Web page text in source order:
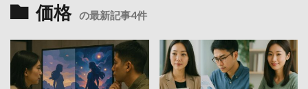
価格 の最新記事4件